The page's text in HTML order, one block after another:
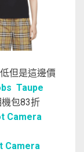
但是這邊價
Taupe
包83折
Camera
Camera